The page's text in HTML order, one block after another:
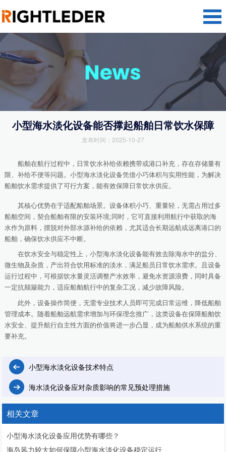
小型海水淡化设备能否撑起船舶日常饮水保障
发布时间：2025-10-27
船舶在航行过程中，日常饮水补给依赖携带或港口补充，存在存储量有
限、补给不便等问题。小型海水淡化设备凭借小巧体积与实用性能，为解决
船舶饮水需求提供了可行方案，能有效保障日常饮水供应。​
其核心优势在于适配船舶场景。设备体积小巧、重量轻，无需占用过多
船舶空间，契合船舶有限的安装环境;同时，它可直接利用航行中获取的海
水作为原料，摆脱对外部水源补给的依赖，尤其适合长期远航或远离港口的
船舶，确保饮水供应不中断。​
在饮水安全与稳定性上，小型海水淡化设备能有效去除海水中的盐分、
微生物及杂质，产出符合饮用标准的淡水，满足船员日常饮水需求。且设备
运行过程中，可根据饮水量灵活调整产水效率，避免水资源浪费，同时具备
一定抗颠簸能力，适应船舶航行中的复杂工况，减少故障风险。​
此外，设备操作简便，无需专业技术人员即可完成日常运维，降低船舶
管理成本。随着船舶远航需求增加与环保理念推广，这类设备在保障船舶饮
水安全、提升航行自主性方面的价值将进一步凸显，成为船舶供水系统的重
要补充。​
小型海水淡化设备技术特点
海水淡化设备应对杂质影响的常见预处理措施
相关文章
小型海水淡化设备应用优势有哪些？
海岛风力较大如何保障小型海水淡化设备稳定运行